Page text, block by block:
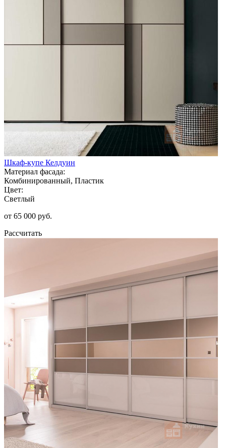
Шкаф-купе Келдуин
Материал фасада:
Комбинированный, Пластик
Цвет:
Светлый
от 65 000 руб.
Рассчитать